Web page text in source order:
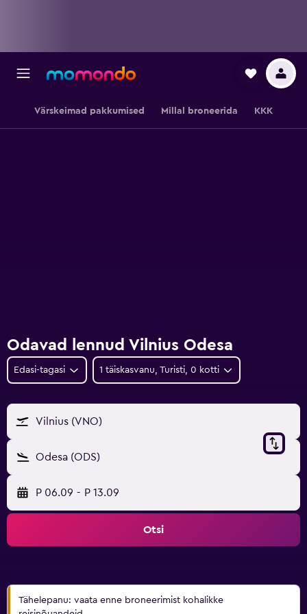
Värskeimad pakkumised Millal broneerida KKK
Odavad lennud Vilnius Odesa
Edasi-tagasi 1 täiskasvanu, Turisti, 0 kotti
Vilnius (VNO)
Odesa (ODS)
P 06.09 - P 13.09
Otsi
Tähelepanu: vaata enne broneerimist kohalikke